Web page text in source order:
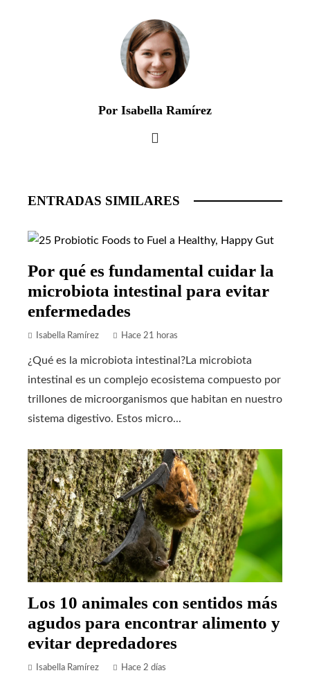
Por Isabella Ramírez
ENTRADAS SIMILARES
Por qué es fundamental cuidar la
microbiota intestinal para evitar
enfermedades
Isabella Ramírez Hace 21 horas
¿Qué es la microbiota intestinal?La microbiota
intestinal es un complejo ecosistema compuesto por
trillones de microorganismos que habitan en nuestro
sistema digestivo. Estos micro...
Los 10 animales con sentidos más
agudos para encontrar alimento y
evitar depredadores
Isabella Ramírez Hace 2 días